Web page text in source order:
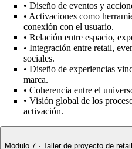
• Diseño de eventos y
• Activaciones como
conexión con el usuario.
• Relación entre espacio,
• Integración entre retail,
sociales.
• Diseño de experiencias
marca.
• Coherencia entre el
• Visión global de los
activación.
Módulo 7 · Taller de proyecto de